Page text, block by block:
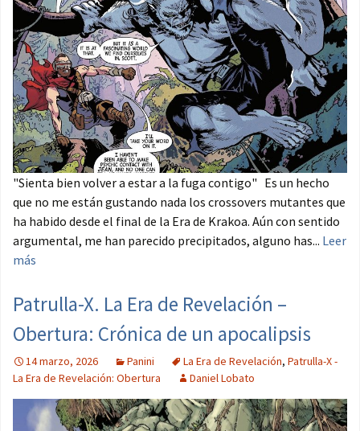
"Sienta bien volver a estar a la fuga contigo" Es un hecho
que no me están gustando nada los crossovers mutantes que
ha habido desde el final de la Era de Krakoa. Aún con sentido
argumental, me han parecido precipitados, alguno has... Leer
más
Patrulla-X. La Era de Revelación –
Obertura: Crónica de un apocalipsis
14 marzo, 2026 Panini La Era de Revelación, Patrulla-X -
La Era de Revelación: Obertura
Daniel Lobato